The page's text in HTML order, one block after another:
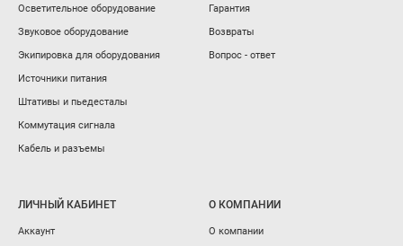
Осветительное оборудование
Звуковое оборудование
Экипировка для оборудования
Источники питания
Штативы и пьедесталы
Коммутация сигнала
Кабель и разъемы
Гарантия
Возвраты
Вопрос - ответ
ЛИЧНЫЙ КАБИНЕТ
Аккаунт
О КОМПАНИИ
О компании